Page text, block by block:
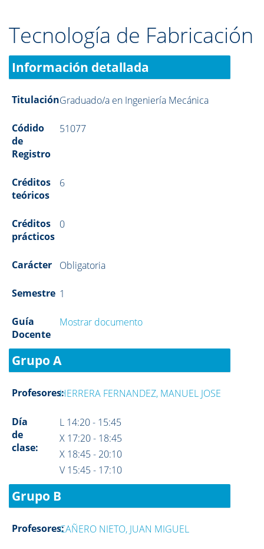
Tecnología de Fabricación
Información detallada
TitulaciónGraduado/a en Ingeniería Mecánica
Códido
de
Registro
51077
Créditos
teóricos
6
Créditos
prácticos
0
Carácter Obligatoria
Semestre 1
Guía
Docente
Mostrar documento
Grupo A
Profesores:HERRERA FERNANDEZ, MANUEL JOSE
Día
de
clase:
L 14:20 - 15:45
X 17:20 - 18:45
X 18:45 - 20:10
V 15:45 - 17:10
Grupo B
Profesores:CAÑERO NIETO, JUAN MIGUEL